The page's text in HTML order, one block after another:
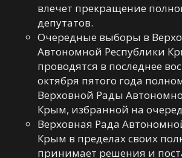
влечет прекращение
депутатов.
Очередные выборы в
Автономной Республики
проводятся в последнее
октября пятого года
Верховной Рады
Крым, избранной на
Верховная Рада
Крым в пределах своих
принимает решения и